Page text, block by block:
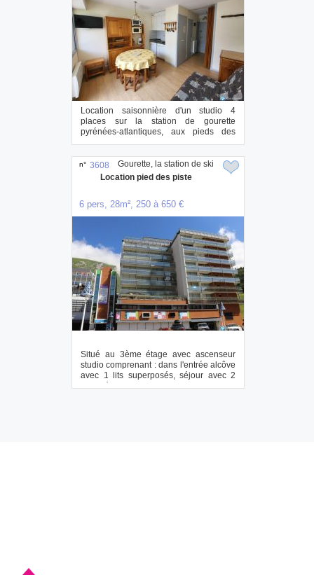
Location saisonnière d'un studio 4
places sur la station de gourette
pyrénées-atlantiques, aux pieds des
pistes, exposit...
n° 3608
Location pied des piste
6 pers, 28m², 250 à 650 €
Situé au 3ème étage avec ascenseur
studio comprenant : dans l'entrée alcôve
avec 1 lits superposés, séjour avec 2
canapé...
Gourette, la station de ski